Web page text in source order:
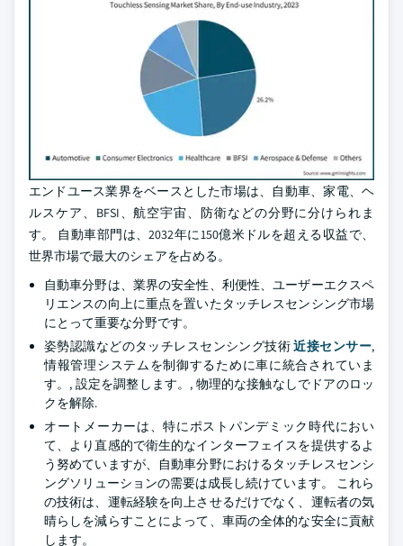
エンドユース業界をベースとした市場は、自動車、家電、ヘ
ルスケア、BFSI、航空宇宙、防衛などの分野に分けられま
す。 自動車部門は、2032年に150億米ドルを超える収益で、
世界市場で最大のシェアを占める。
自動車分野は、業界の安全性、利便性、ユーザーエクスペ
リエンスの向上に重点を置いたタッチレスセンシング市場
にとって重要な分野です。
姿勢認識などのタッチレスセンシング技術近接センサー,
情報管理システムを制御するために車に統合されていま
す。, 設定を調整します。, 物理的な接触なしでドアのロッ
クを解除.
オートメーカーは、特にポストパンデミック時代におい
て、より直感的で衛生的なインターフェイスを提供するよ
う努めていますが、自動車分野におけるタッチレスセンシ
ングソリューションの需要は成長し続けています。 これら
の技術は、運転経験を向上させるだけでなく、運転者の気
晴らしを減らすことによって、車両の全体的な安全に貢献
します。